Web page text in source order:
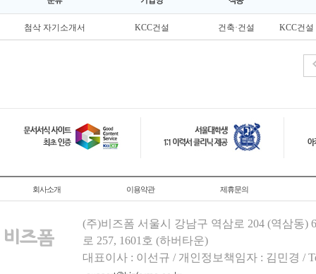
첨삭 자기소개서 KCC건설 건축·건설 KCC건
회사소개 이용약관 제휴문의
(주)비즈폼 서울시 강남구 역삼로 204 (역삼동)
로 257, 1601호 (하버타운)
대표이사 : 이선규 / 개인정보책임자 : 김민경 /